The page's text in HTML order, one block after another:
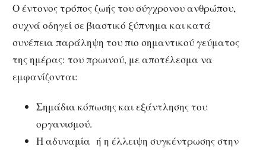
Ο έντονος τρόπος ζωής του σύγχρονου ανθρώπου,
συχνά οδηγεί σε βιαστικό ξύπνημα και κατά
συνέπεια παράληψη του πιο σημαντικού γεύματος
της ημέρας: του πρωινού, με αποτέλεσμα να
εμφανίζονται:
Σημάδια κόπωσης και εξάντλησης του
οργανισμού.
Η αδυναμία ή η έλλειψη συγκέντρωσης στην